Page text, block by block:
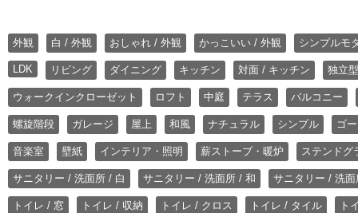
外観 白 / 外観 おしゃれ / 外観 かっこいい / 外観 シンプルモ
LDK リビング ダイニング キッチン 対面 / キッチン 独立
ウォークインクローゼット ロフト 中庭 テラス バルコニー
螺旋階段 ガレージ 屋上 和風 ナチュラル シンプル ゴ
音楽室 壁紙 インテリア・照明 薪ストーブ・暖炉 ステンドグ
サニタリー / 洗面所 / 白 サニタリー / 洗面所 / 和 サニタリー / 洗
トイレ / 窓 トイレ / 収納 トイレ / クロス トイレ / タイル ト